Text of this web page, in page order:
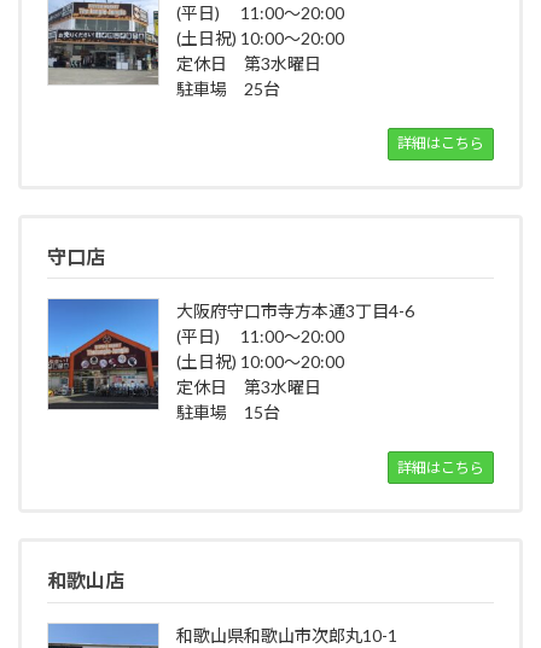
(平日) 11:00～20:00
(土日祝) 10:00～20:00
定休日 第3水曜日
駐車場 25台
詳細はこちら
守口店
大阪府守口市寺方本通3丁目4-6
(平日) 11:00～20:00
(土日祝) 10:00～20:00
定休日 第3水曜日
駐車場 15台
詳細はこちら
和歌山店
和歌山県和歌山市次郎丸10-1